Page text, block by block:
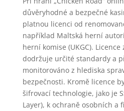
důvěryhodné a bezpečné
platnou licenci od
například Maltská herní
herní komise (UKGC).
dodržuje určité standardy a
monitorováno z hlediska
bezpečnosti. Kromě licence
šifrovací technologie, jako je
Layer), k ochraně osobních a